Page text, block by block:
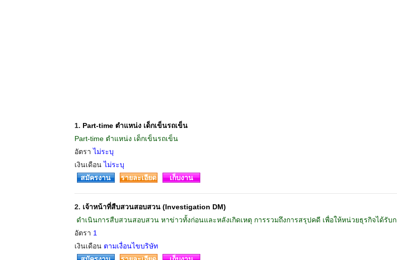
1. Part-time ตำแหน่ง เด็กเข็นรถเข็น
Part-time ตำแหน่ง เด็กเข็นรถเข็น
อัตราไม่ระบุ
เงินเดือนไม่ระบุ
สมัครงาน รายละเอียด เก็บงาน
2. เจ้าหน้าที่สืบสวนสอบสวน (Investigation DM)
 ดำเนินการสืบสวนสอบสวน หาข่าวทั้งก่อนและหลังเกิดเหตุ การรวมถึงการสรุปคดี เพื่อให้หน่วยธุรกิจได้รับก
อัตรา 1
เงินเดือน ตามเงื่อนไขบริษัท